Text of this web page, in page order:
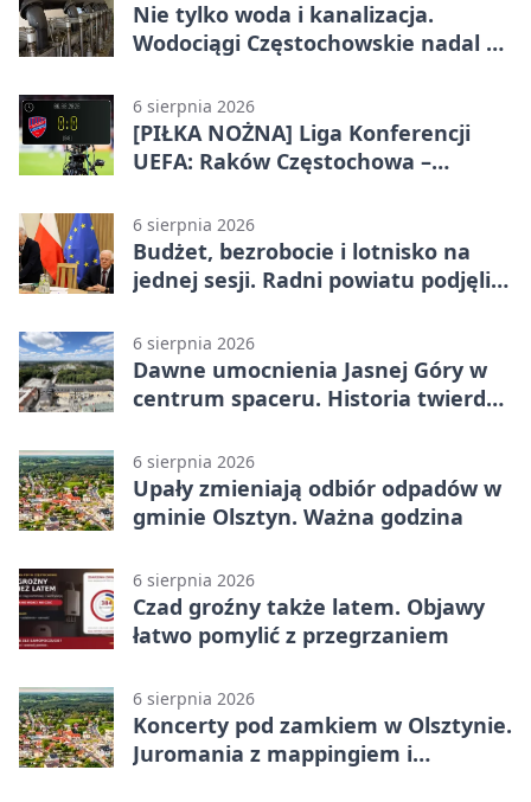
Nie tylko woda i kanalizacja.
Wodociągi Częstochowskie nadal w
6 sierpnia 2026
[PIŁKA NOŻNA] Liga Konferencji
UEFA: Raków Częstochowa –
meczu III rundy eliminacji
6 sierpnia 2026
Budżet, bezrobocie i lotnisko na
jednej sesji. Radni powiatu podjęli
6 sierpnia 2026
Dawne umocnienia Jasnej Góry w
centrum spaceru. Historia twierdzy
6 sierpnia 2026
Upały zmieniają odbiór odpadów w
gminie Olsztyn. Ważna godzina
6 sierpnia 2026
Czad groźny także latem. Objawy
łatwo pomylić z przegrzaniem
6 sierpnia 2026
Koncerty pod zamkiem w Olsztynie.
Juromania z mappingiem i